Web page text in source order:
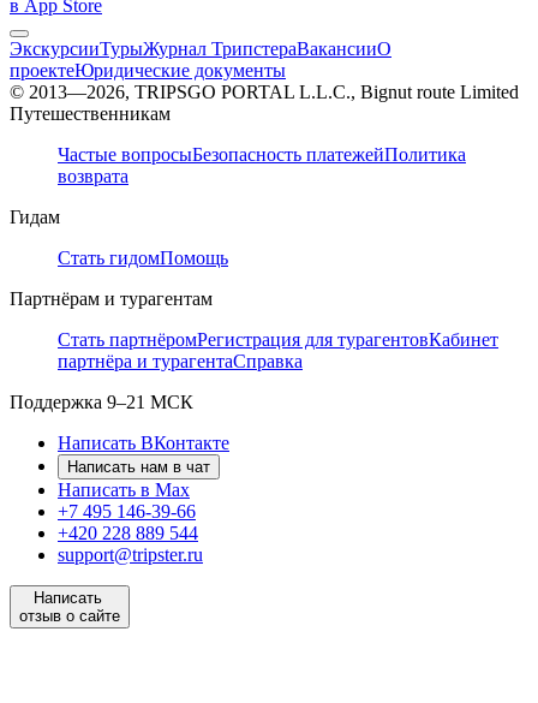
в App Store
ЭкскурсииТурыЖурнал ТрипстераВакансииО
проектеЮридические документы
© 2013—2026, TRIPSGO PORTAL L.L.C., Bignut route Limited
Путешественникам
Частые вопросыБезопасность платежейПолитика
возврата
Гидам
Стать гидомПомощь
Партнёрам и турагентам
Стать партнёромРегистрация для турагентовКабинет
партнёра и турагентаСправка
Поддержка 9–21 МСК
Написать ВКонтакте
Написать нам в чат
Написать в Max
+7 495 146-39-66
+420 228 889 544
support@tripster.ru
Написать
отзыв о сайте